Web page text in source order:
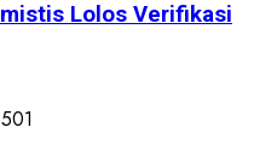
Lolos Verifikasi